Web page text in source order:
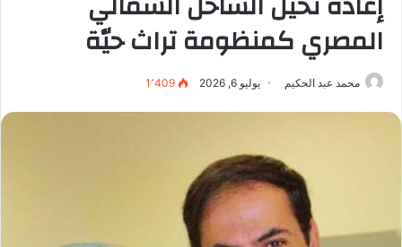
المصري كمنظومة تراث حيّة
محمد عبد الحكيم يوليو 6, 2026 1٬409